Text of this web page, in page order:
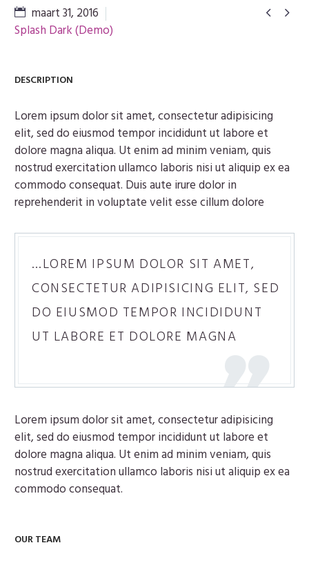
 
maart 31, 2016
Splash Dark (Demo)
DESCRIPTION
Lorem ipsum dolor sit amet, consectetur adipisicing
elit, sed do eiusmod tempor incididunt ut labore et
dolore magna aliqua. Ut enim ad minim veniam, quis
nostrud exercitation ullamco laboris nisi ut aliquip ex ea
commodo consequat. Duis aute irure dolor in
reprehenderit in voluptate velit esse cillum dolore
…LOREM IPSUM DOLOR SIT AMET,
CONSECTETUR ADIPISICING ELIT, SED
DO EIUSMOD TEMPOR INCIDIDUNT
UT LABORE ET DOLORE MAGNA
Lorem ipsum dolor sit amet, consectetur adipisicing
elit, sed do eiusmod tempor incididunt ut labore et
dolore magna aliqua. Ut enim ad minim veniam, quis
nostrud exercitation ullamco laboris nisi ut aliquip ex ea
commodo consequat.
OUR TEAM